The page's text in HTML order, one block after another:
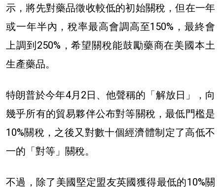
示，將先對藥品徵收較低的初始關稅，但在一年
或一年半內，稅率最高會調高至150%，最終會
上調到250%，希望關稅能鼓勵藥商在美國本土
生產藥品。
特朗普於今年4月2日、他聲稱的「解放日」，向
幾乎所有的貿易夥伴公布對等關稅，最低門檻是
10%關稅，之後又對數十個經濟體制定了高低不
一的「對等」關稅。
不過，除了美國堅定盟友英國獲得最低的10%關